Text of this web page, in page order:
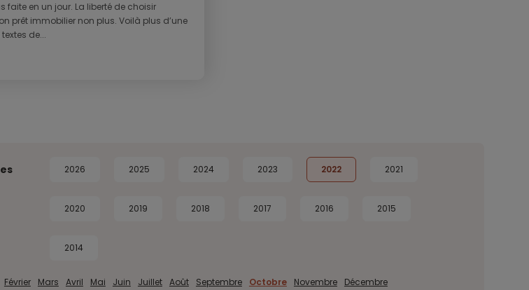
faite en un jour. La liberté de choisir
prêt immobilier non plus. Voilà plus d’une
de...
2026 2025 2024 2023 2022 2021
2020 2019 2018 2017 2016 2015
2014
Février Mars Avril Mai Juin Juillet Août Septembre Octobre Novembre Décembre